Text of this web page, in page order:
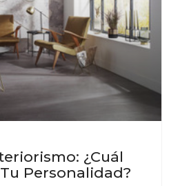
¿Cuál
Personalidad?